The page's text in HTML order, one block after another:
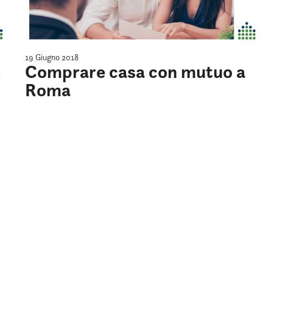
19 Giugno 2018
Comprare casa con mutuo a
Roma